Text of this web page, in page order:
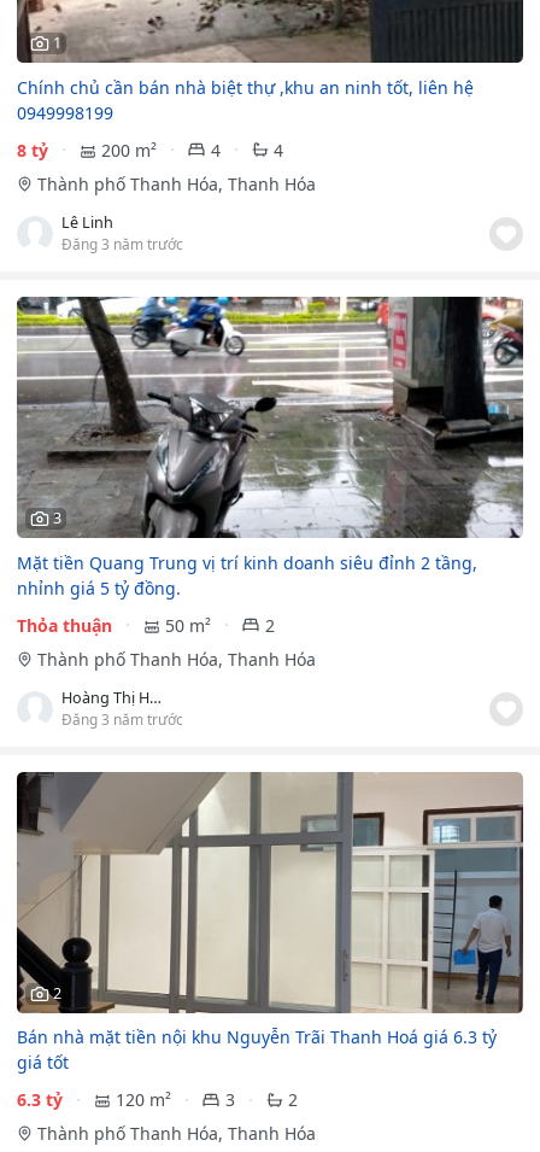
1
Chính chủ cần bán nhà biệt thự ,khu an ninh tốt, liên hệ
0949998199
8 tỷ
200 m² 4
4
Thành phố Thanh Hóa, Thanh Hóa
Lê Linh
Đăng 3 năm trước
3
Mặt tiền Quang Trung vị trí kinh doanh siêu đỉnh 2 tầng,
nhỉnh giá 5 tỷ đồng.
Thỏa thuận
50 m²
2
Thành phố Thanh Hóa, Thanh Hóa
Hoàng Thị Huyền
Đăng 3 năm trước
2
Bán nhà mặt tiền nội khu Nguyễn Trãi Thanh Hoá giá 6.3 tỷ
giá tốt
6.3 tỷ
120 m² 3
2
Thành phố Thanh Hóa, Thanh Hóa